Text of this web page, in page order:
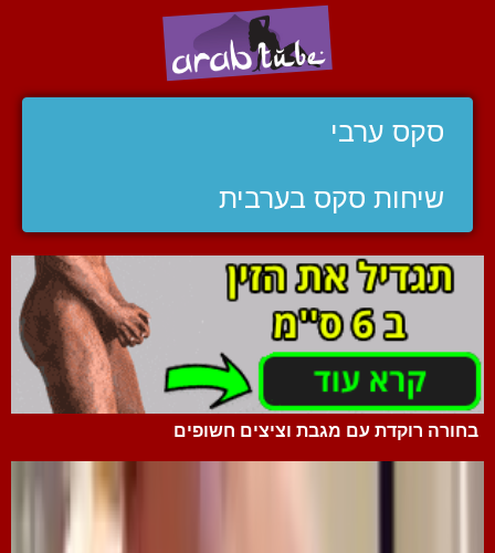
סקס ערבי
שיחות סקס בערבית
בחורה רוקדת עם מגבת וציצים חשופים